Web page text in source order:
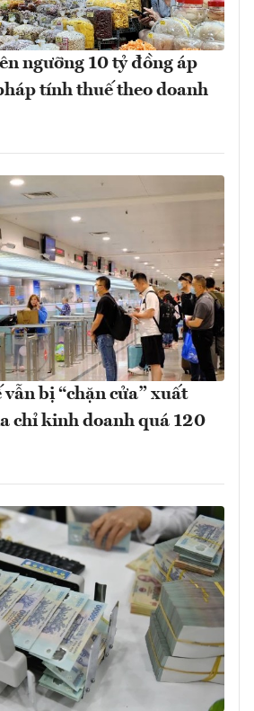
ngưỡng 10 tỷ đồng áp
tính thuế theo doanh
bị “chặn cửa” xuất
chỉ kinh doanh quá 120